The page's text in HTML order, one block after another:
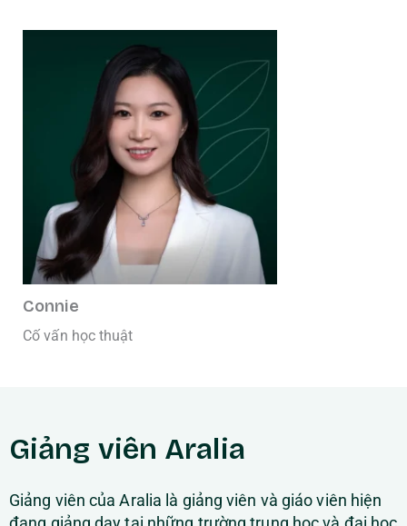
Connie
Cố vấn học thuật
Giảng viên Aralia
Giảng viên của Aralia là giảng viên và giáo viên hiện